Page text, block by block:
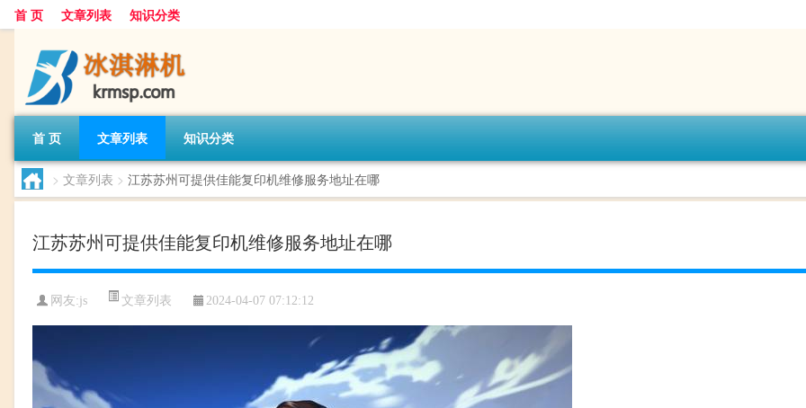
首 页 文章列表 知识分类
首 页 文章列表 知识分类
> 文章列表 > 江苏苏州可提供佳能复印机维修服务地址在哪
江苏苏州可提供佳能复印机维修服务地址在哪
网友:js 文章列表 2024-04-07 07:12:12